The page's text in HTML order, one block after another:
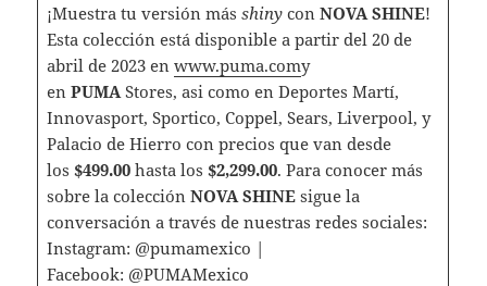
¡Muestra tu versión más shiny con NOVA SHINE!
Esta colección está disponible a partir del 20 de
abril de 2023 en www.puma.comy
en PUMA Stores, asi como en Deportes Martí,
Innovasport, Sportico, Coppel, Sears, Liverpool, y
Palacio de Hierro con precios que van desde
los $499.00hasta los $2,299.00. Para conocer más
sobre la colección NOVA SHINEsigue la
conversación a través de nuestras redes sociales:
Instagram: @pumamexico |
Facebook: @PUMAMexico